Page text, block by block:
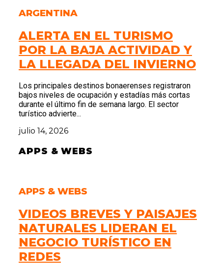
ARGENTINA
ALERTA EN EL TURISMO
POR LA BAJA ACTIVIDAD Y
LA LLEGADA DEL INVIERNO
Los principales destinos bonaerenses registraron
bajos niveles de ocupación y estadías más cortas
durante el último fin de semana largo. El sector
turístico advierte...
julio 14, 2026
APPS & WEBS
APPS & WEBS
VIDEOS BREVES Y PAISAJES
NATURALES LIDERAN EL
NEGOCIO TURÍSTICO EN
REDES